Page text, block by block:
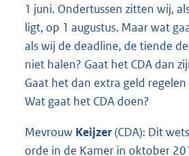
1 juni. Ondertussen zitten wij,
ligt, op 1 augustus. Maar wat
als wij de deadline, de tiende
niet halen? Gaat het CDA dan
Gaat het dan extra geld
Wat gaat het CDA doen?
Mevrouw Keijzer(CDA): Dit
orde in de Kamer in oktober